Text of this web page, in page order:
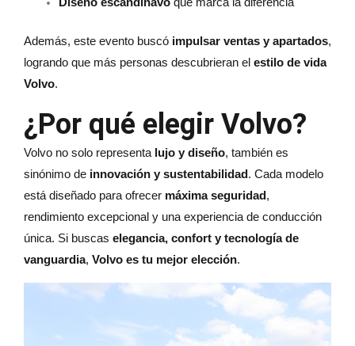
Además, este evento buscó impulsar ventas y apartados,
logrando que más personas descubrieran el estilo de vida
Volvo.
¿Por qué elegir Volvo?
Volvo no solo representa lujo y diseño, también es
sinónimo de innovación y sustentabilidad. Cada modelo
está diseñado para ofrecer máxima seguridad,
rendimiento excepcional y una experiencia de conducción
única. Si buscas elegancia, confort y tecnología de
vanguardia, Volvo es tu mejor elección.